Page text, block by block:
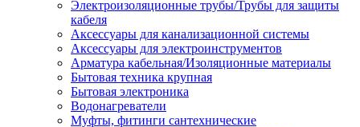
Электроизоляционные трубы/Трубы для защиты
кабеля
Аксессуары для канализационной системы
Аксессуары для электроинструментов
Арматура кабельная/Изоляционные материалы
Бытовая техника крупная
Бытовая электроника
Водонагреватели
Муфты, фитинги сантехнические